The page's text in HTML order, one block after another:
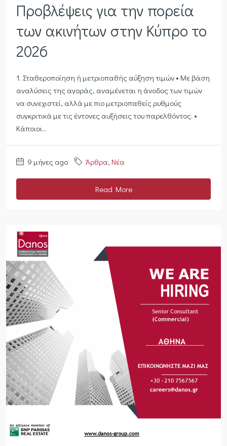
Προβλέψεις για την πορεία
των ακινήτων στην Κύπρο το
2026
1. Σταθεροποίηση ή μετριοπαθής αύξηση τιμών • Με βάση
αναλύσεις της αγοράς, αναμένεται η άνοδος των τιμών
να συνεχιστεί, αλλά με πιο μετριοπαθείς ρυθμούς
συγκριτικά με τις έντονες αυξήσεις του παρελθόντος. •
Κάποιοι...
9 μήνες ago Άρθρα, Νέα
Read More